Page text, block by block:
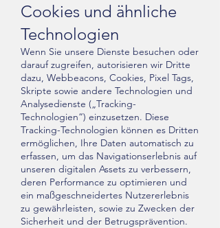
Cookies und ähnliche
Technologien
Wenn Sie unsere Dienste besuchen oder
darauf zugreifen, autorisieren wir Dritte
dazu, Webbeacons, Cookies, Pixel Tags,
Skripte sowie andere Technologien und
Analysedienste („Tracking-
Technologien“) einzusetzen. Diese
Tracking-Technologien können es Dritten
ermöglichen, Ihre Daten automatisch zu
erfassen, um das Navigationserlebnis auf
unseren digitalen Assets zu verbessern,
deren Performance zu optimieren und
ein maßgeschneidertes Nutzererlebnis
zu gewährleisten, sowie zu Zwecken der
Sicherheit und der Betrugsprävention.